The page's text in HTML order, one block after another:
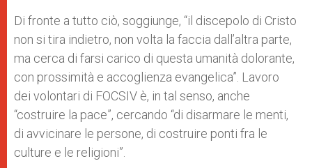
Di fronte a tutto ciò, soggiunge, “il discepolo di Cristo
non si tira indietro, non volta la faccia dall’altra parte,
ma cerca di farsi carico di questa umanità dolorante,
con prossimità e accoglienza evangelica”. Lavoro
dei volontari di FOCSIV è, in tal senso, anche
“costruire la pace”, cercando “di disarmare le menti,
di avvicinare le persone, di costruire ponti fra le
culture e le religioni”.